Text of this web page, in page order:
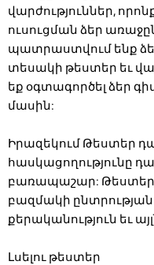
վարժություններ,
ուսուցման ձեր
պատրաստվում ենք
տեսակի թեստեր եւ
եք օգտագործել ձեր
մասին:
Իրազեկում Թեստեր
հասկացողությունը
բառապաշար:
բազմակի ընտրության
քերականություն եւ
Լսելու թեստեր